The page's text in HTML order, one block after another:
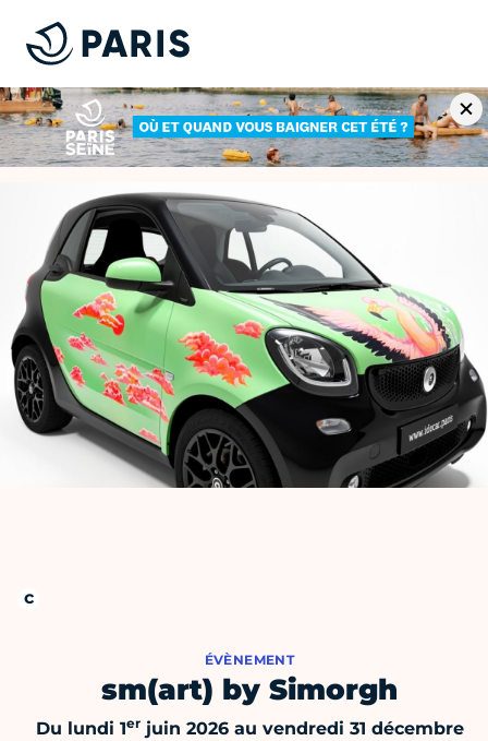
ÉVÈNEMENT
sm(art) by Simorgh
Du lundi 1erjuin 2026 au vendredi 31 décembre